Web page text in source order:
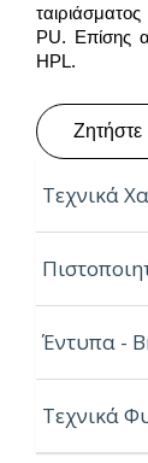
PU. Επίσης
HPL.
Τεχνικά
Πάχος:
Έντυπα -
Τεχνικά